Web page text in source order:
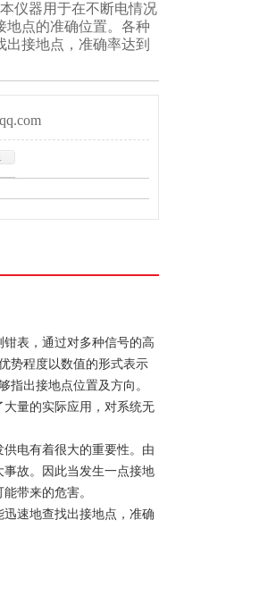
仪器用于在不断电情况
地点的准确位置。各种
接地点，准确率达到
表，通过对多种信号的高
势程度以数值的形式表示
指出接地点位置及方向。
量的实际应用，对系统无
电有着很大的重要性。由
故。因此当发生一点接地
带来的危害。
速地查找出接地点，准确